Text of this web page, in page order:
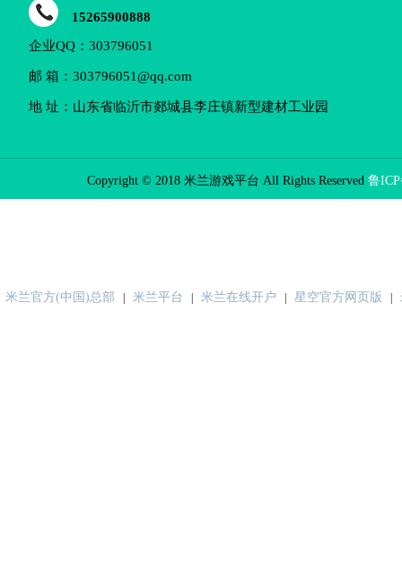
15265900888
企业QQ：303796051
邮 箱：303796051@qq.com
地 址：山东省临沂市郯城县李庄镇新型建材工业园
Copyright © 2018 米兰游戏平台 All Rights Reserved 鲁ICP
米兰官方(中国)总部 米兰平台 米兰在线开户 星空官方网页版